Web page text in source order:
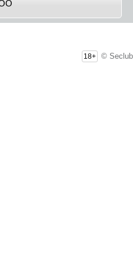
18+ ©